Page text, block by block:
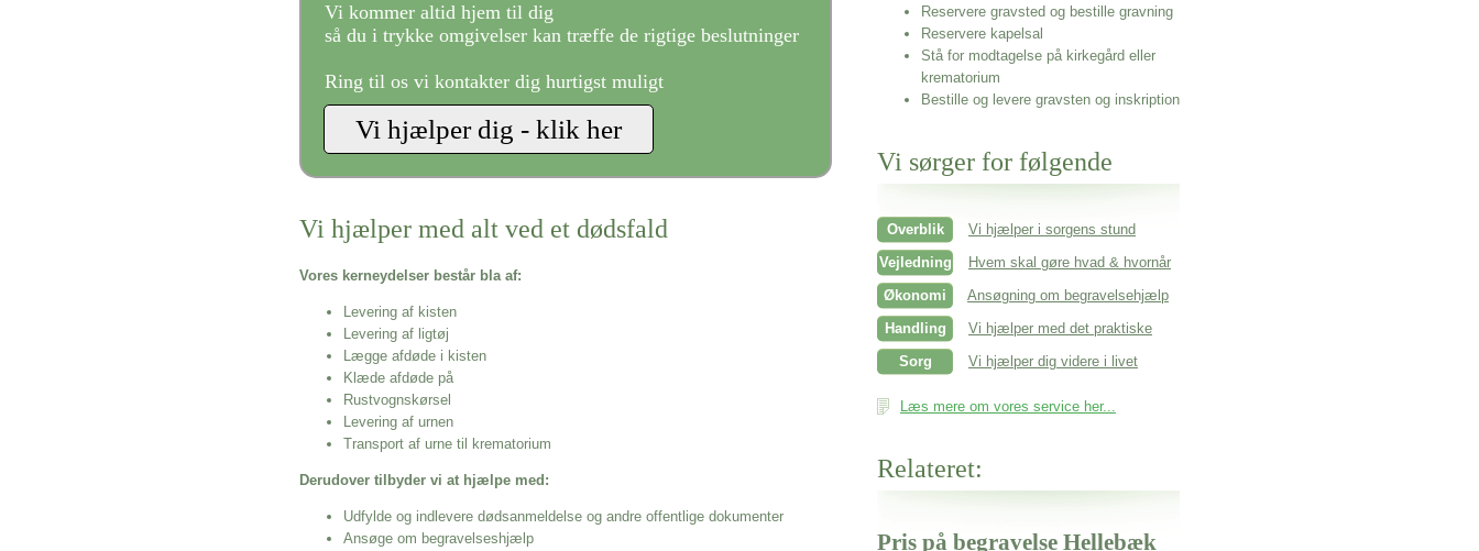
Vi kommer altid hjem til dig
så du i trykke omgivelser kan træffe de rigtige beslutninger
Ring til os vi kontakter dig hurtigst muligt
Vi hjælper med alt ved et dødsfald
Vores kerneydelser består bla af:
Levering af kisten
Levering af ligtøj
Lægge afdøde i kisten
Klæde afdøde på
Rustvognskørsel
Levering af urnen
Transport af urne til krematorium
Derudover tilbyder vi at hjælpe med:
Udfylde og indlevere dødsanmeldelse og andre offentlige dokumenter
Ansøge om begravelseshjælp
Reservere gravsted og bestille gravning
Reservere kapelsal
Stå for modtagelse på kirkegård eller
krematorium
Bestille og levere gravsten og inskription
Vi sørger for følgende
Overblik
Vi hjælper i sorgens stund
Vejledning
Hvem skal gøre hvad & hvornår
Økonomi
Ansøgning om begravelsehjælp
Handling
Vi hjælper med det praktiske
Sorg
Vi hjælper dig videre i livet
Læs mere om vores service her...
Relateret:
Pris på begravelse Hellebæk